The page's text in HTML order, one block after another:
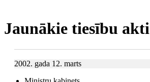
Jaunākie tiesību akti
2002. gada 12. marts